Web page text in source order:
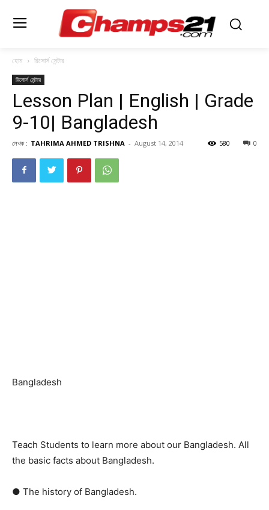
হোম রিসোর্স সেন্টার
রিসোর্স সেন্টার
Lesson Plan | English | Grade
9-10| Bangladesh
লেখক : TAHRIMA AHMED TRISHNA - August 14, 2014 0
580
Bangladesh
Teach Students to learn more about our Bangladesh. All
the basic facts about Bangladesh.
● The history of Bangladesh.